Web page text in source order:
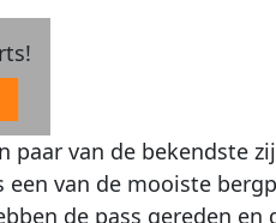
paar van de bekendste
een van de mooiste
de pass gereden en